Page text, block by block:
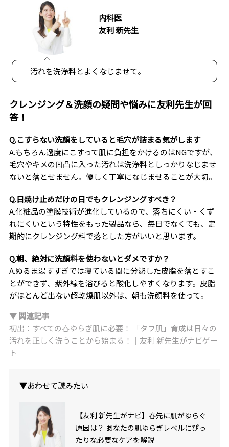
内科医
友利 新先生
汚れを洗浄料とよくなじませて。
クレンジング＆洗顔の疑問や悩みに友利先生が回
答！
Q.こすらない洗顔をしていると毛穴が詰まる気がします
A.もちろん過度にこすって肌に負担をかけるのはNGですが、
毛穴やキメの凹凸に入った汚れは洗浄料としっかりなじませ
ないと落とせません。優しく丁寧になじませることが大切。
Q.日焼け止めだけの日でもクレンジングすべき？
A.化粧品の塗膜技術が進化しているので、落ちにくい・くず
れにくいという特性をもった製品なら、毎日でなくても、定
期的にクレンジング料で落とした方がいいと思います。
Q.朝、絶対に洗顔料を使わないとダメですか？
A.ぬるま湯すすぎでは寝ている間に分泌した皮脂を落とすこ
とができず、紫外線を浴びると酸化しやすくなります。皮脂
がほとんど出ない超乾燥肌以外は、朝も洗顔料を使って。
▼ 関連記事
初出：すべての春ゆらぎ肌に必要！ 「タフ肌」育成は日々の
汚れを正しく洗うことから始まる！｜友利 新先生がナビゲー
ト
▼あわせて読みたい
【友利 新先生がナビ】春先に肌がゆらぐ
原因は？ あなたの肌ゆらぎレベルにぴっ
たりな必要なケアを解説